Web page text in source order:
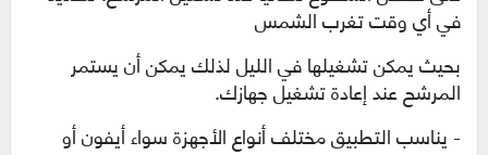
في أي وقت تغرب الشمس
بحيث يمكن تشغيلها في الليل لذلك يمكن أن يستمر
المرشح عند إعادة تشغيل جهازك.
- يناسب التطبيق مختلف أنواع الأجهزة سواء أيفون أو